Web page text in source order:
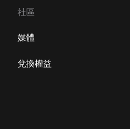
社區
媒體
兌換權益